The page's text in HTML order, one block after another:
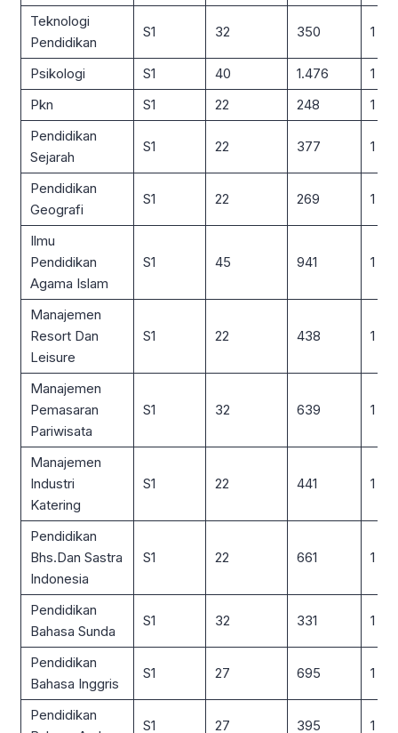
Teknologi
Pendidikan
S1 32 350 1 : 11
Psikologi S1 40 1.476
1 :
Pkn
S1 22 248
1 : 11
Pendidikan
Sejarah
S1 22 377 1 : 17
Pendidikan
Geografi
S1 22 269 1 : 12
Ilmu
Pendidikan
Agama Islam
S1 45 941 1 : 21
Manajemen
Resort Dan
Leisure
S1 22 438 1 :
Manajemen
Pemasaran
Pariwisata
S1 32 639 1 :
Manajemen
Industri
Katering
S1 22 441 1 :
Pendidikan
Bhs.Dan Sastra
Indonesia
S1 22 661 1 :
Pendidikan
Bahasa Sunda
S1 32 331 1 : 10
Pendidikan
Bahasa Inggris
S1 27 695 1 :
Pendidikan
S1 27 395 1 : 15